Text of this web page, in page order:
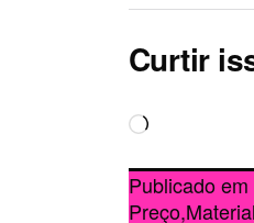
Curtir
Carregando...
Publicado em
Preço,